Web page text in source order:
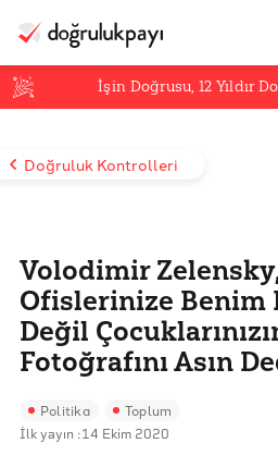
İşin Doğrusu,12 Yıldır
Doğruluk Kontrolleri
Volodimir
Ofislerinize Benim
Değil
Fotoğrafını Asın
Politika Toplum
İlk yayın :14 Ekim 2020